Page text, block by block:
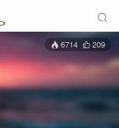
6714 209